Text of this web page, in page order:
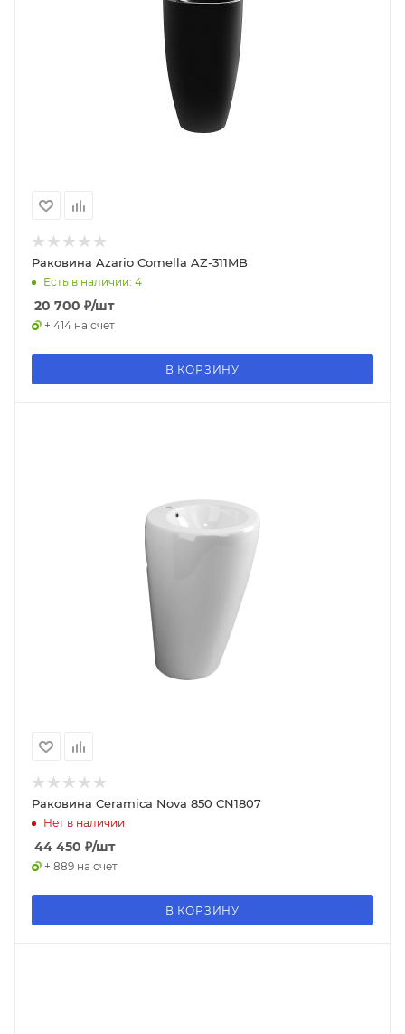
Раковина Azario Comella AZ-311MB
Есть в наличии: 4
20 700 ₽/шт
+ 414 на счет
В КОРЗИНУ
Раковина Ceramica Nova 850 CN1807
Нет в наличии
44 450 ₽/шт
+ 889 на счет
В КОРЗИНУ